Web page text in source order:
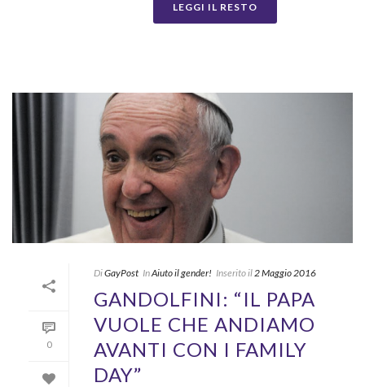
LEGGI IL RESTO
0
DiGayPost InAiuto il gender! Inserito il 2 Maggio 2016
GANDOLFINI: “IL PAPA
VUOLE CHE ANDIAMO
AVANTI CON I FAMILY
DAY”